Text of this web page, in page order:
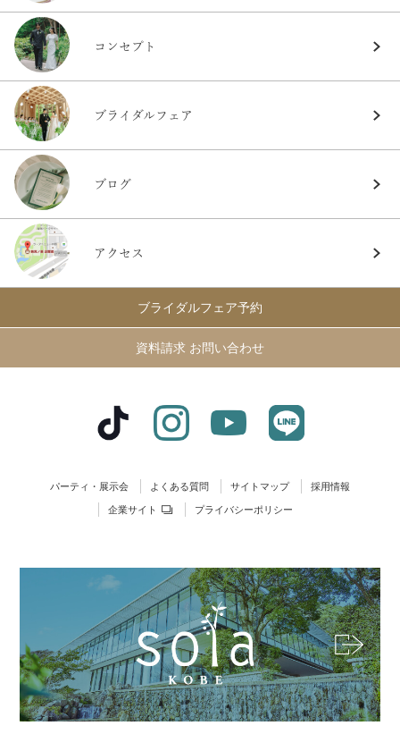
コンセプト
ブライダルフェア
ブログ
アクセス
ブライダルフェア予約
資料請求 お問い合わせ
パーティ・展示会 よくある質問 サイトマップ 採用情報
企業サイト プライバシーポリシー